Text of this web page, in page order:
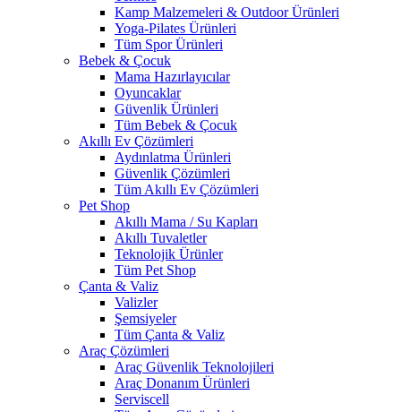
Kamp Malzemeleri & Outdoor Ürünleri
Yoga-Pilates Ürünleri
Tüm Spor Ürünleri
Bebek & Çocuk
Mama Hazırlayıcılar
Oyuncaklar
Güvenlik Ürünleri
Tüm Bebek & Çocuk
Akıllı Ev Çözümleri
Aydınlatma Ürünleri
Güvenlik Çözümleri
Tüm Akıllı Ev Çözümleri
Pet Shop
Akıllı Mama / Su Kapları
Akıllı Tuvaletler
Teknolojik Ürünler
Tüm Pet Shop
Çanta & Valiz
Valizler
Şemsiyeler
Tüm Çanta & Valiz
Araç Çözümleri
Araç Güvenlik Teknolojileri
Araç Donanım Ürünleri
Serviscell